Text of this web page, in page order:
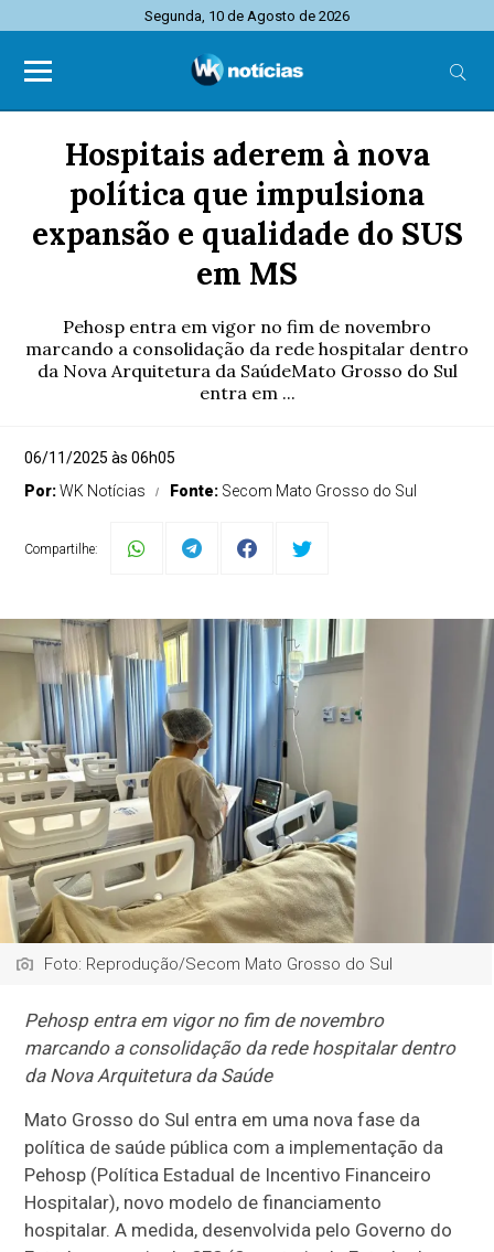
Segunda, 10 de Agosto de 2026
Hospitais aderem à nova
política que impulsiona
expansão e qualidade do SUS
em MS
Pehosp entra em vigor no fim de novembro
marcando a consolidação da rede hospitalar dentro
da Nova Arquitetura da SaúdeMato Grosso do Sul
entra em ...
06/11/2025 às 06h05
Por:WK Notícias Fonte: Secom Mato Grosso do Sul
Compartilhe:
Foto: Reprodução/Secom Mato Grosso do Sul
Pehosp entra em vigor no fim de novembro
marcando a consolidação da rede hospitalar dentro
da Nova Arquitetura da Saúde
Mato Grosso do Sul entra em uma nova fase da
política de saúde pública com a implementação da
Pehosp (Política Estadual de Incentivo Financeiro
Hospitalar), novo modelo de financiamento
hospitalar. A medida, desenvolvida pelo Governo do